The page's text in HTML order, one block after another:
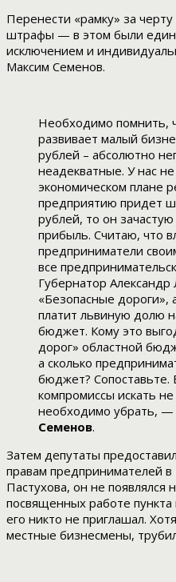
Перенести «рамку» за
штрафы — в этом были
исключением и
Максим Семенов.
Необходимо помнить,
развивает малый
рублей – абсолютно
неадекватные. У нас
экономическом плане
предприятию придет
рублей, то он
прибыль. Считаю, что
предприниматели
все
Губернатор
«Безопасные дороги»,
платит львиную долю
бюджет. Кому это
дорог» областной
а сколько
бюджет? Сопоставьте.
компромиссы искать
необходимо убрать, —
Семенов.
Затем депутаты
правам предпринимателей
Пастухова, он не
посвященных работе пункта
его никто не приглашал.
местные бизнесмены,